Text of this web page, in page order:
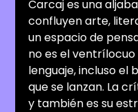
Carcaj es una
confluyen arte,
un espacio de
no es el ventrílocuo
lenguaje, incluso el
que se lanzan. La
y también es su